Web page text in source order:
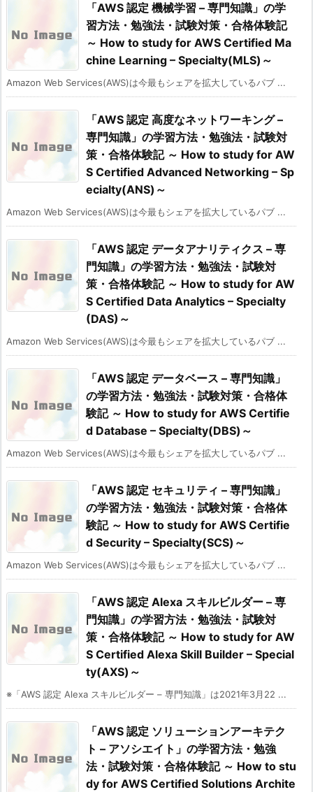
「AWS 認定 機械学習 – 専門知識」の学
習方法・勉強法・試験対策・合格体験記
～ How to study for AWS Certified Ma
chine Learning – Specialty(MLS)～
Amazon Web Services(AWS)は今最もシェアを拡大しているパブ ...
「AWS 認定 高度なネットワーキング –
専門知識」の学習方法・勉強法・試験対
策・合格体験記 ～ How to study for AW
S Certified Advanced Networking – Sp
ecialty(ANS)～
Amazon Web Services(AWS)は今最もシェアを拡大しているパブ ...
「AWS 認定 データアナリティクス – 専
門知識」の学習方法・勉強法・試験対
策・合格体験記 ～ How to study for AW
S Certified Data Analytics – Specialty
(DAS)～
Amazon Web Services(AWS)は今最もシェアを拡大しているパブ ...
「AWS 認定 データベース – 専門知識」
の学習方法・勉強法・試験対策・合格体
験記 ～ How to study for AWS Certifie
d Database – Specialty(DBS)～
Amazon Web Services(AWS)は今最もシェアを拡大しているパブ ...
「AWS 認定 セキュリティ – 専門知識」
の学習方法・勉強法・試験対策・合格体
験記 ～ How to study for AWS Certifie
d Security – Specialty(SCS)～
Amazon Web Services(AWS)は今最もシェアを拡大しているパブ ...
「AWS 認定 Alexa スキルビルダー – 専
門知識」の学習方法・勉強法・試験対
策・合格体験記 ～ How to study for AW
S Certified Alexa Skill Builder – Special
ty(AXS)～
※「AWS 認定 Alexa スキルビルダー – 専門知識」は2021年3月22 ...
「AWS 認定 ソリューションアーキテク
ト – アソシエイト」の学習方法・勉強
法・試験対策・合格体験記 ～ How to stu
dy for AWS Certified Solutions Archite